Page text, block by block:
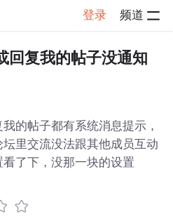
登录 频道
详情
回复我的帖子没通知
的帖子都有系统消息提示，
里交流没法跟其他成员互动
了下，没那一块的设置